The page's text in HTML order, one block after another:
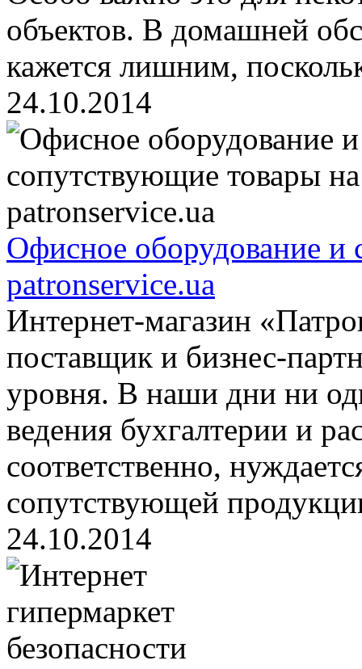
объектов. В домашней
кажется лишним,
24.10.2014
Офисное оборудование и
patronservice.ua
Интернет-магазин
поставщик и бизнес-
уровня. В наши дни ни
ведения бухгалтерии и
соответственно,
сопутствующей
24.10.2014